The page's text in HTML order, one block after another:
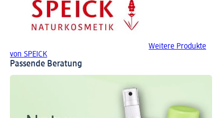
Weitere Produkte
von SPEICK
Passende Beratung